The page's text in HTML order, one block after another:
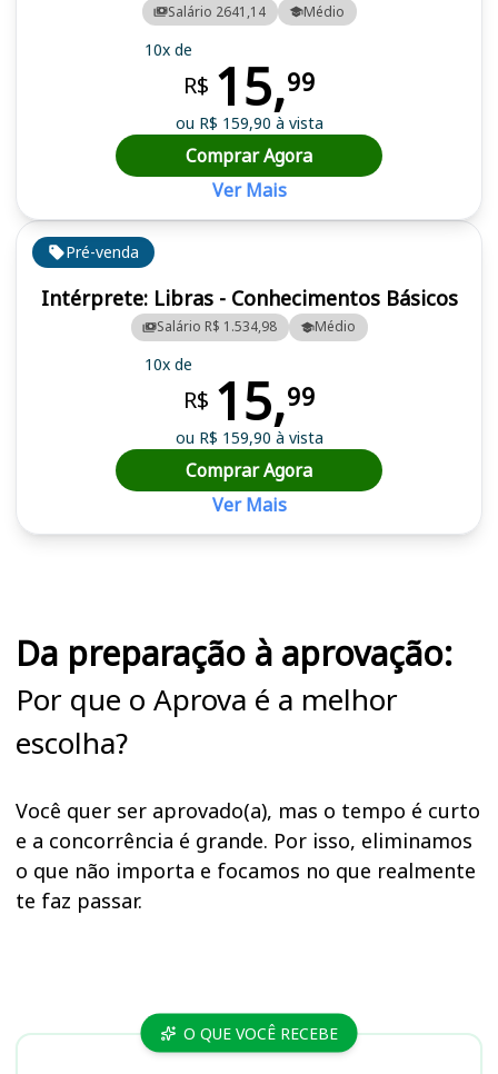
Pré-venda
Intérprete: Libras - Conhecimentos Básicos
Salário R$ 1.534,98 Médio
10x de
R$ 15,99
ou R$ 159,90 à vista
Comprar Agora
Ver Mais
Salário 2641,14 Médio
10x de
R$ 15,99
ou R$ 159,90 à vista
Comprar Agora
Ver Mais
Da preparação à aprovação:
Por que o Aprova é a melhor
escolha?
Você quer ser aprovado(a), mas o tempo é curto
e a concorrência é grande. Por isso, eliminamos
o que não importa e focamos no que realmente
te faz passar.
Cursos O QUE VOCÊ RECEBE